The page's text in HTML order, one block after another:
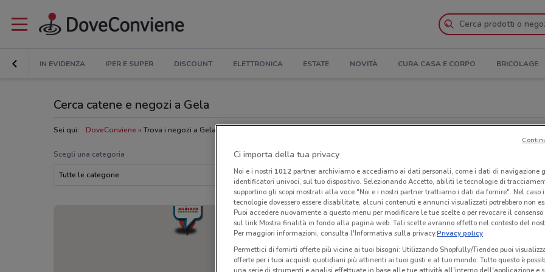
IN EVIDENZA IPER E SUPER DISCOUNT ELETTRONICA ESTATE NOVITÀ CURA CASA E CORPO BRICOLAGE
Cerca catene e negozi a Gela
Sei qui: DoveConviene Trova i negozi a Gela
Scegli una categoria
Tutte le categorie
Ci importa della tua privacy
Noi e i nostri 1012partner archiviamo e accediamo ai dati personali, come i dati di navigazione
identificatori univoci, sul tuo dispositivo. Selezionando Accetto, abiliti le tecnologie di
supportino gli scopi mostrati alla voce "Noi e i nostri partner trattiamo i dati da fornire". Nel caso
tecnologie dovessero essere disabilitate, alcuni contenuti e annunci visualizzati potrebbero non
Puoi accedere nuovamente a questo menu per modificare le tue scelte o per revocare il
sul link Mostra finalità in fondo alla pagina web. Tali scelte avranno effetto nel contesto del
Per maggiori informazioni, consulta l'Informativa sulla privacy.Privacy policy
Permettici di fornirti offerte più vicine ai tuoi bisogni: Utilizzando Shopfully/Tiendeo puoi
offerte per i tuoi acquisti quotidiani più attinenti ai tuoi gusti e al tuo mondo. Tutto questo è
una serie di strumenti e analisi effettuate in base alle tue attività all'interno dell'applicazione e